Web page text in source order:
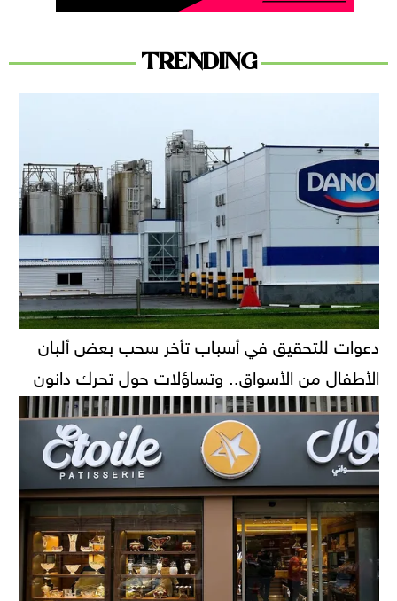
TRENDING
دعوات للتحقيق في أسباب تأخر سحب بعض ألبان
الأطفال من الأسواق.. وتساؤلات حول تحرك دانون